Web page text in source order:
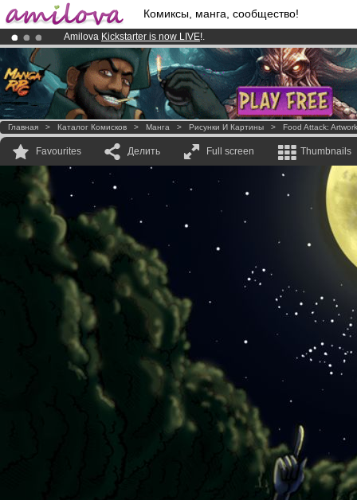
Комиксы, манга, сообщество!
Amilova Kickstarter is now LIVE!.
Already 100000membersand 1000comics & mangas!.
Premium membership from3.95 euros per month !Get membership
Главная > Каталог Комисков > Манга > Рисунки И Картины > Food Attack:
Favourites Делить Full screen Thumbnails